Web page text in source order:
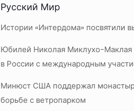
Русский Мир
Истории «Интердома» посвятили
Юбилей Николая Миклухо-Маклая
в России с международным
Минюст США поддержал
борьбе с ветропарком